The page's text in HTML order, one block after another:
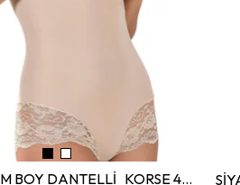
TEN ASKI TAM BOY DANTELLİ KORSE 4535